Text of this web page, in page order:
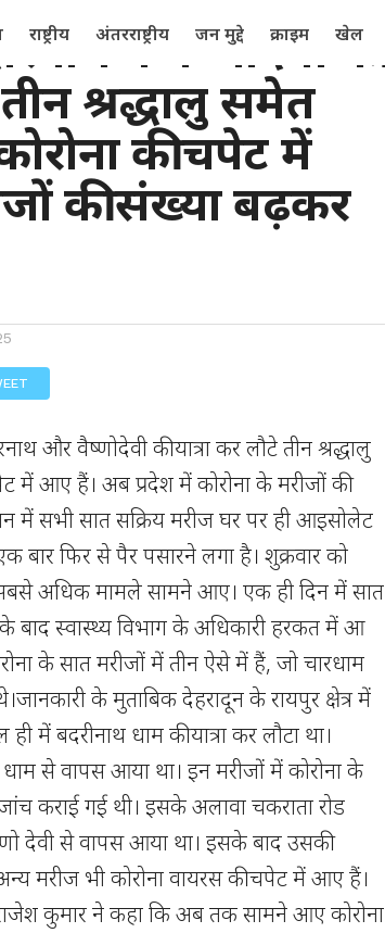
राष्ट्रीय अंतरराष्ट्रीय जन मुद्दे क्राइम खेल
व वैष्णोदेवी की
श्रद्धालु समेत
की चपेट में
की संख्या बढ़कर
और वैष्णोदेवी की यात्रा कर लौटे तीन श्रद्धालु
में आए हैं। अब प्रदेश में कोरोना के मरीजों की
में सभी सात सक्रिय मरीज घर पर ही आइसोलेट
बार फिर से पैर पसारने लगा है। शुक्रवार को
अधिक मामले सामने आए। एक ही दिन में सात
बाद स्वास्थ्य विभाग के अधिकारी हरकत में आ
के सात मरीजों में तीन ऐसे में हैं, जो चारधाम
के मुताबिक देहरादून के रायपुर क्षेत्र में
में बदरीनाथ धाम की यात्रा कर लौटा था।
से वापस आया था। इन मरीजों में कोरोना के
कराई गई थी। इसके अलावा चकराता रोड
देवी से वापस आया था। इसके बाद उसकी
मरीज भी कोरोना वायरस की चपेट में आए हैं।
कुमार ने कहा कि अब तक सामने आए कोरोना